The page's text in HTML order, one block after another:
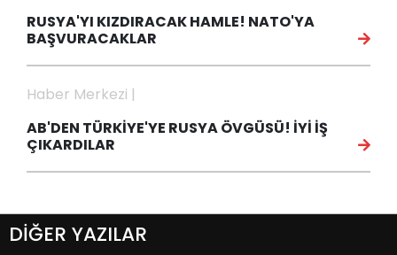
RUSYA'YI KIZDIRACAK HAMLE! NATO'YA
BAŞVURACAKLAR
Haber Merkezi |
AB'DEN TÜRKİYE'YE RUSYA ÖVGÜSÜ! İYİ İŞ
ÇIKARDILAR
DİĞER YAZILAR